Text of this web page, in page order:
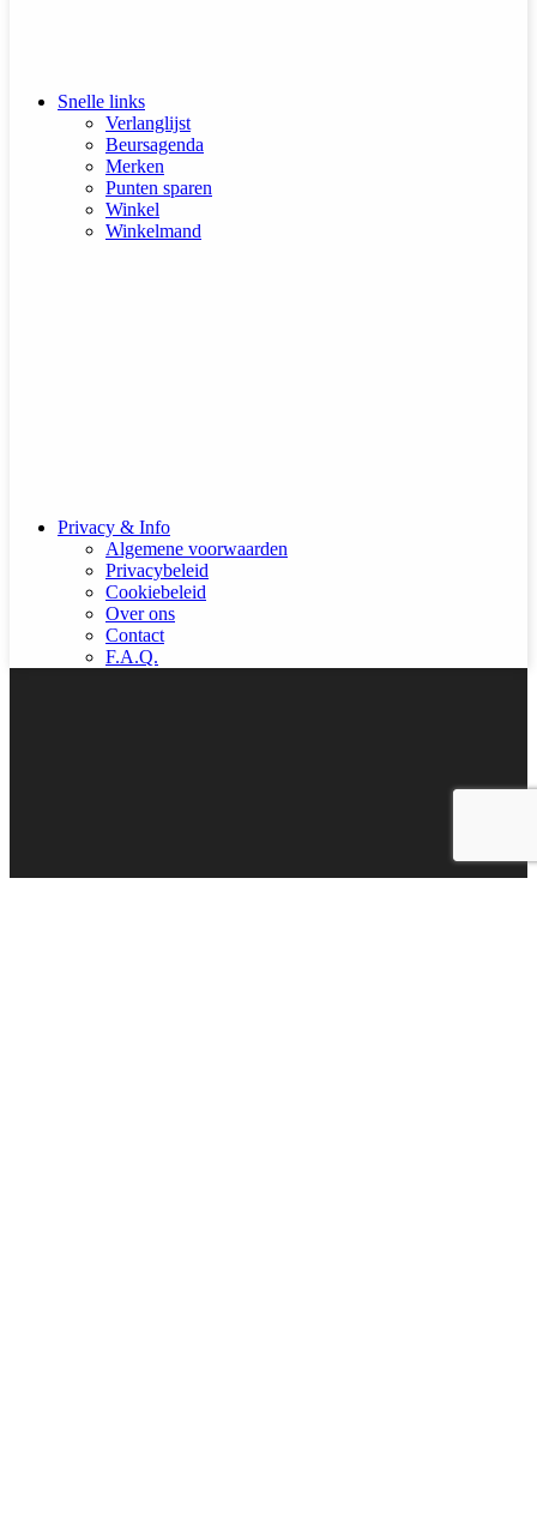
Snelle links
Verlanglijst
Beursagenda
Merken
Punten sparen
Winkel
Winkelmand
Privacy & Info
Algemene voorwaarden
Privacybeleid
Cookiebeleid
Over ons
Contact
F.A.Q.